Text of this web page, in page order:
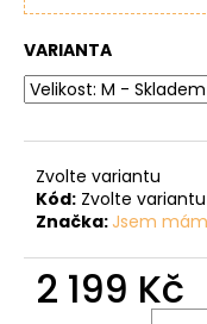
VARIANTA
Zvolte variantu
Kód: Zvolte variantu
Značka: Jsem
2 199 Kč